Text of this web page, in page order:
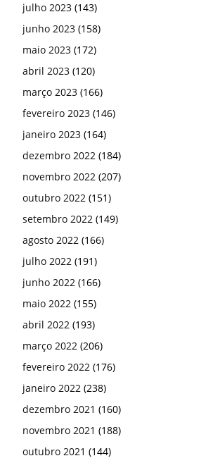
julho 2023 (143)
junho 2023 (158)
maio 2023 (172)
abril 2023 (120)
março 2023 (166)
fevereiro 2023 (146)
janeiro 2023 (164)
dezembro 2022 (184)
novembro 2022 (207)
outubro 2022 (151)
setembro 2022 (149)
agosto 2022 (166)
julho 2022 (191)
junho 2022 (166)
maio 2022 (155)
abril 2022 (193)
março 2022 (206)
fevereiro 2022 (176)
janeiro 2022 (238)
dezembro 2021 (160)
novembro 2021 (188)
outubro 2021 (144)